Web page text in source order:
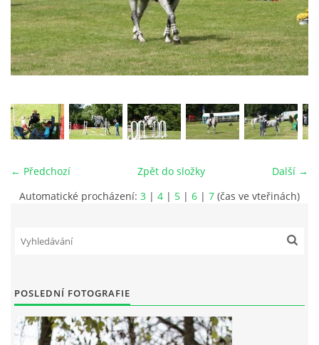
FOTOALBUM
VIDEA
ODKAZY
PŘISPĚVEK ČUS KARVINA -PODPORA SPORTU V
NÁHRADNÍ TERMÍN BRIGÁDY PRO TY KTEŘÍ SE
NEDOSTAVILI NA PODZIMNÍ BRIGÁDU
← Předchozí Další →
Zpět do složky
Automatické procházení: 3 | 4 | 5 | 6 | 7 (čas ve vteřinách)
POSLEDNÍ FOTOGRAFIE